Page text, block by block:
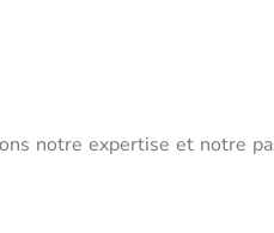
notre expertise et notre